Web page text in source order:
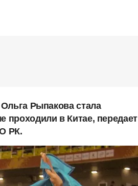
Ольга Рыпакова стала
проходили в Китае, передает
РК.